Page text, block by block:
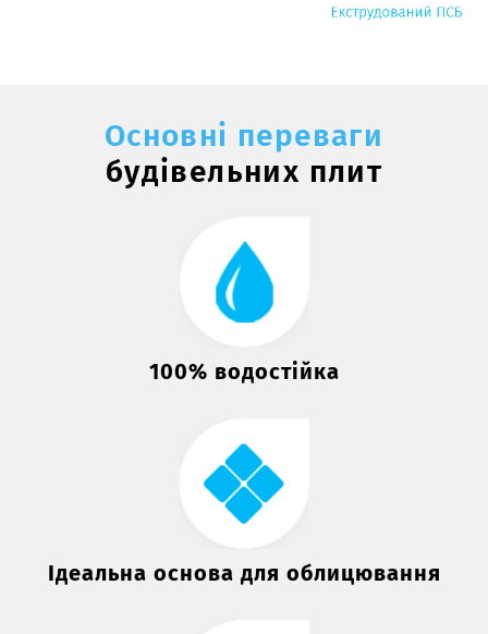
Основні переваги
будівельних плит
100% водостійка
Ідеальна основа для облицювання